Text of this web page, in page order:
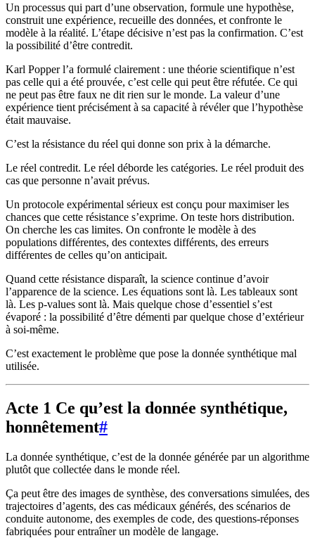
Un processus qui part d’une observation, formule une hypothèse,
construit une expérience, recueille des données, et confronte le
modèle à la réalité. L’étape décisive n’est pas la confirmation. C’est
la possibilité d’être contredit.
Karl Popper l’a formulé clairement : une théorie scientifique n’est
pas celle qui a été prouvée, c’est celle qui peut être réfutée. Ce qui
ne peut pas être faux ne dit rien sur le monde. La valeur d’une
expérience tient précisément à sa capacité à révéler que l’hypothèse
était mauvaise.
C’est la résistance du réel qui donne son prix à la démarche.
Le réel contredit. Le réel déborde les catégories. Le réel produit des
cas que personne n’avait prévus.
Un protocole expérimental sérieux est conçu pour maximiser les
chances que cette résistance s’exprime. On teste hors distribution.
On cherche les cas limites. On confronte le modèle à des
populations différentes, des contextes différents, des erreurs
différentes de celles qu’on anticipait.
Quand cette résistance disparaît, la science continue d’avoir
l’apparence de la science. Les équations sont là. Les tableaux sont
là. Les p-values sont là. Mais quelque chose d’essentiel s’est
évaporé : la possibilité d’être démenti par quelque chose d’extérieur
à soi-même.
C’est exactement le problème que pose la donnée synthétique mal
utilisée.
Acte 1 Ce qu’est la donnée synthétique,
honnêtement#
La donnée synthétique, c’est de la donnée générée par un algorithme
plutôt que collectée dans le monde réel.
Ça peut être des images de synthèse, des conversations simulées, des
trajectoires d’agents, des cas médicaux générés, des scénarios de
conduite autonome, des exemples de code, des questions-réponses
fabriquées pour entraîner un modèle de langage.